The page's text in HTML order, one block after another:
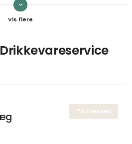
keyboard_arrow_down
Holm
lagerkonsulent
du har brug for til din fest
På messen